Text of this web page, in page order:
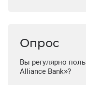
Опрос
Вы регулярно
Alliance Bank»?